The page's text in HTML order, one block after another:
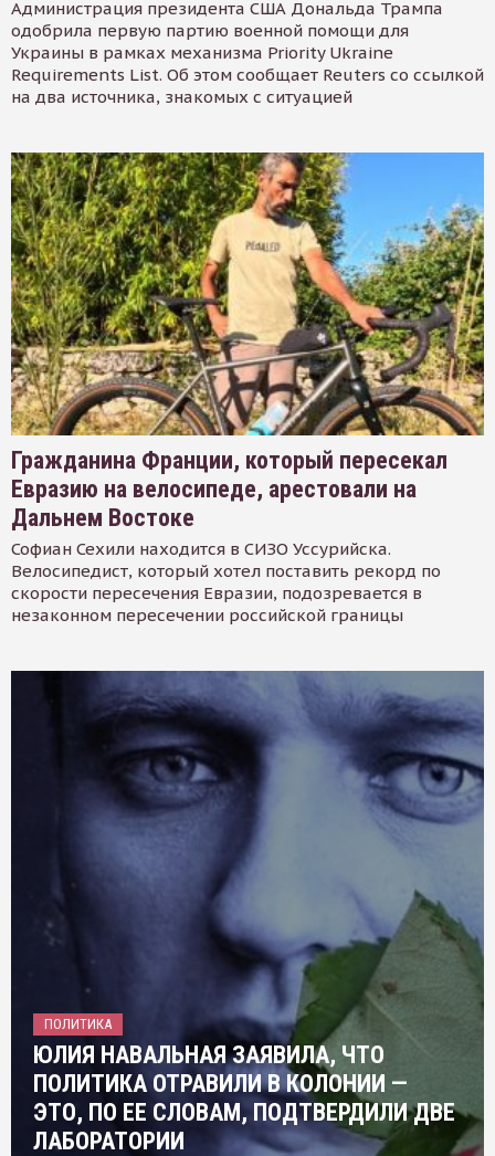
Администрация президента США Дональда Трампа
одобрила первую партию военной помощи для
Украины в рамках механизма Priority Ukraine
Requirements List. Об этом сообщает Reuters со ссылкой
на два источника, знакомых с ситуацией
Гражданина Франции, который пересекал
Евразию на велосипеде, арестовали на
Дальнем Востоке
Софиан Сехили находится в СИЗО Уссурийска.
Велосипедист, который хотел поставить рекорд по
скорости пересечения Евразии, подозревается в
незаконном пересечении российской границы
ПОЛИТИКА
ЮЛИЯ НАВАЛЬНАЯ ЗАЯВИЛА, ЧТО
ПОЛИТИКА ОТРАВИЛИ В КОЛОНИИ —
ЭТО, ПО ЕЕ СЛОВАМ, ПОДТВЕРДИЛИ ДВЕ
ЛАБОРАТОРИИ